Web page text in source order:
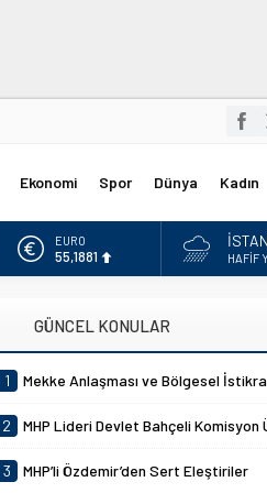
Ekonomi Spor Dünya Kadın
ALTIN
6.660,55
DOLAR
55,1881
HAFIF
GÜNCEL KONULAR
1 Mekke Anlaşması ve Bölgesel
2 MHP Lideri Devlet Bahçeli Komisyon
3 MHP’li Özdemir’den Sert Eleştiriler